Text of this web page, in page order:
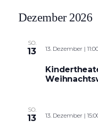
Dezember 2026
SO.
13 13. Dezember |
SO.
13 13. Dezember |